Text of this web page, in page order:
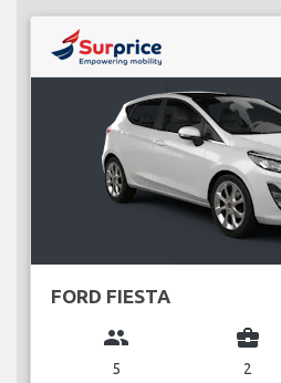
FORD FIESTA
group
5
business_center
2